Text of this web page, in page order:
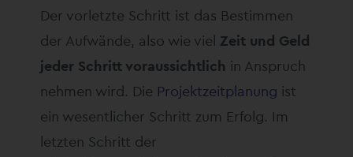
Der vorletzte Schritt ist das Bestimmen
der Aufwände, also wie viel Zeit und Geld
jeder Schritt voraussichtlich in Anspruch
nehmen wird. Die Projektzeitplanung ist
ein wesentlicher Schritt zum Erfolg. Im
letzten Schritt der